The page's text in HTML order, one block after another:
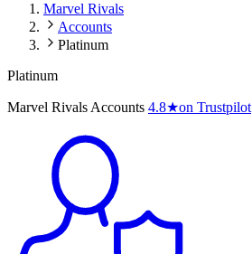
Marvel Rivals
Accounts
Platinum
Platinum
Marvel Rivals Accounts 4.8★on Trustpilot